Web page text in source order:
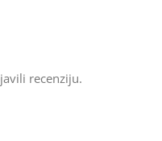
recenziju.